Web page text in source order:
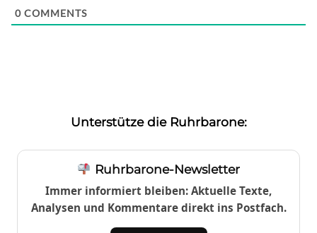
0 COMMENTS
Unterstütze die Ruhrbarone:
Ruhrbarone-Newsletter
Immer informiert bleiben: Aktuelle Texte,
Analysen und Kommentare direkt ins Postfach.